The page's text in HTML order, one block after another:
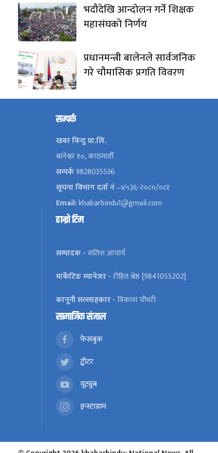
भदौदेखि आन्दोलन गर्ने शिक्षक
महासंघको निर्णय
प्रधानमन्त्री बालेनले सार्वजनिक
गरे चौमासिक प्रगति विवरण
सम्पर्क
खबर विन्दु प्रा.लि.
बानेश्वर १०, काठमाडौँ
सम्पर्क9828035536
सूचना विभाग दर्ता नं–४५३६-२०८०/०८१
Email:khabarbindu1@gmail.com
हाम्रो टिम
सम्पादक -सतिश आचार्य
मार्केटिङ म्यानेजर -रोहित श्रेष्ठ [9841055202]
कानूनी सल्लाहकार -विकाश चौधरी
सामाजिक संजाल
फेसबुक
ट्वीटर
यूट्युब
इन्स्टाग्राम